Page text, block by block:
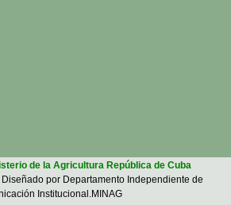
de la Agricultura República de Cuba
por Departamento Independiente de
Institucional.MINAG